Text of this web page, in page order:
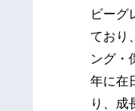
ビーグ
ており
ング・
年に在
り、成